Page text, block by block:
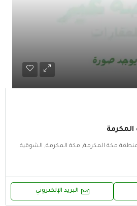
المملكة العربية السعودية, منطقة مكة المكرمة, مكة المكرمة, الشوقية, الشوقية, مكة المكرمة, منطقة مكة المكرمة
البريد الإلكتروني